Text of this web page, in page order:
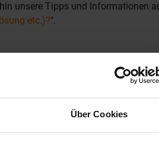
Über Cookies
unsere Tipps und Informationen
etc.)?".